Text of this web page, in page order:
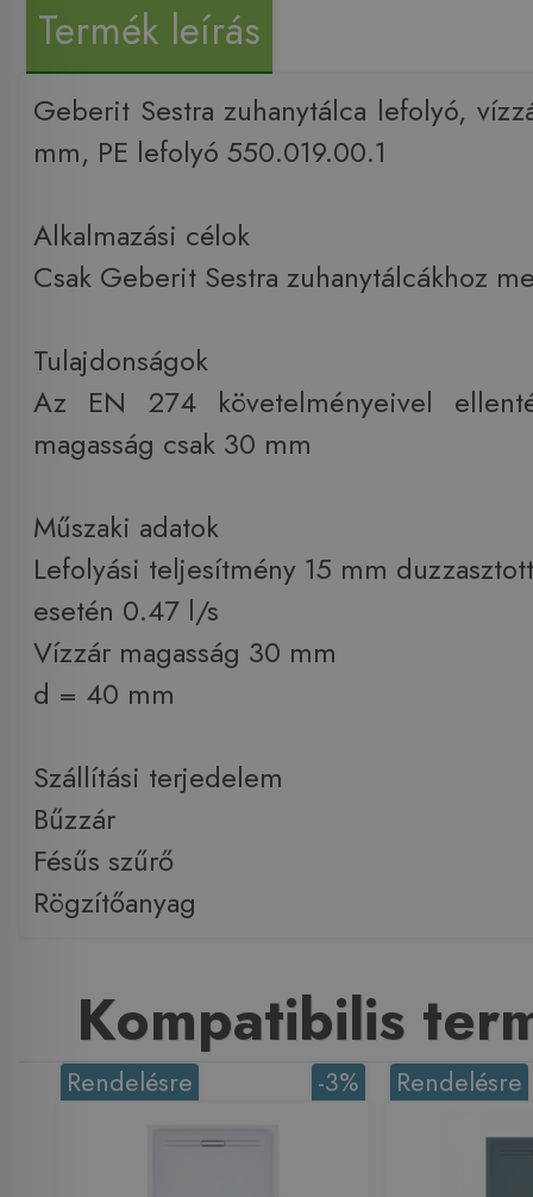
Termék leírás
Geberit Sestra zuhanytálca lefolyó,
mm, PE lefolyó 550.019.00.1
Alkalmazási célok
Csak Geberit Sestra zuhanytálcákhoz
Tulajdonságok
Az EN 274 követelményeivel
magasság csak 30 mm
Műszaki adatok
Lefolyási teljesítmény 15 mm
esetén 0.47 l/s
Vízzár magasság 30 mm
d = 40 mm
Szállítási terjedelem
Bűzzár
Fésűs szűrő
Rögzítőanyag
Kompatibilis
-3%
Rendelésre Rendelésre